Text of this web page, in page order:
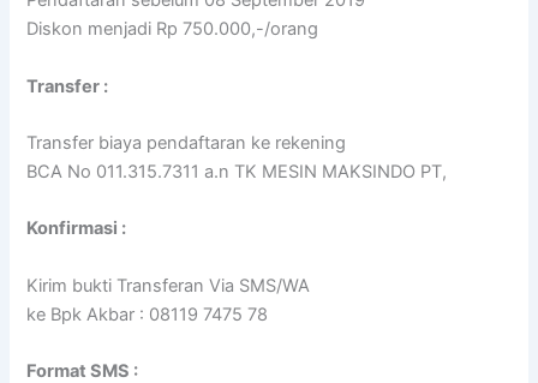
Diskon menjadi Rp 750.000,-/orang
Transfer :
Transfer biaya pendaftaran ke rekening
BCA No 011.315.7311 a.n TK MESIN MAKSINDO PT,
Konfirmasi :
Kirim bukti Transferan Via SMS/WA
ke Bpk Akbar : 08119 7475 78
Format SMS :